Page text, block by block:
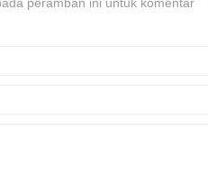
peramban ini untuk komentar